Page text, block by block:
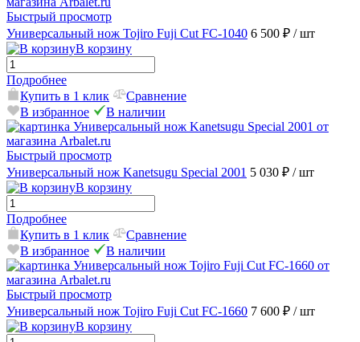
Быстрый просмотр
Универсальный нож Tojiro Fuji Cut FC-1040 6 500 ₽ / шт
В корзину
Подробнее
Купить в 1 клик
Сравнение
В избранное
В наличии
Быстрый просмотр
Универсальный нож Kanetsugu Special 2001 5 030 ₽ / шт
В корзину
Подробнее
Купить в 1 клик
Сравнение
В избранное
В наличии
Быстрый просмотр
Универсальный нож Tojiro Fuji Cut FC-1660 7 600 ₽ / шт
В корзину